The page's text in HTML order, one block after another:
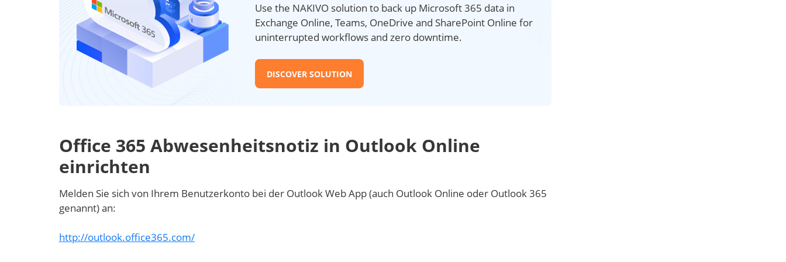
Use the NAKIVO solution to back up Microsoft 365 data in
Exchange Online, Teams, OneDrive and SharePoint Online for
uninterrupted workflows and zero downtime.
DISCOVER SOLUTION
Office 365 Abwesenheitsnotiz in Outlook Online
einrichten
Melden Sie sich von Ihrem Benutzerkonto bei der Outlook Web App (auch Outlook Online oder Outlook 365
genannt) an:
http://outlook.office365.com/